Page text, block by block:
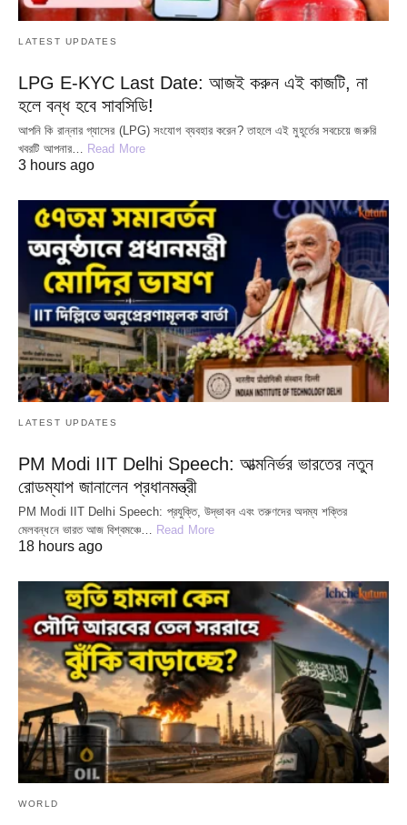
LATEST UPDATES
LPG E-KYC Last Date: আজই করুন এই কাজটি, না
হলে বন্ধ হবে সাবসিডি!
আপনি কি রান্নার গ্যাসের (LPG) সংযোগ ব্যবহার করেন? তাহলে এই মুহূর্তের সবচেয়ে জরুরি
খবরটি আপনার… Read More
3 hours ago
LATEST UPDATES
PM Modi IIT Delhi Speech: আত্মনির্ভর ভারতের নতুন
রোডম্যাপ জানালেন প্রধানমন্ত্রী
PM Modi IIT Delhi Speech: প্রযুক্তি, উদ্ভাবন এবং তরুণদের অদম্য শক্তির
মেলবন্ধনে ভারত আজ বিশ্বমঞ্চে…
Read More
18 hours ago
WORLD